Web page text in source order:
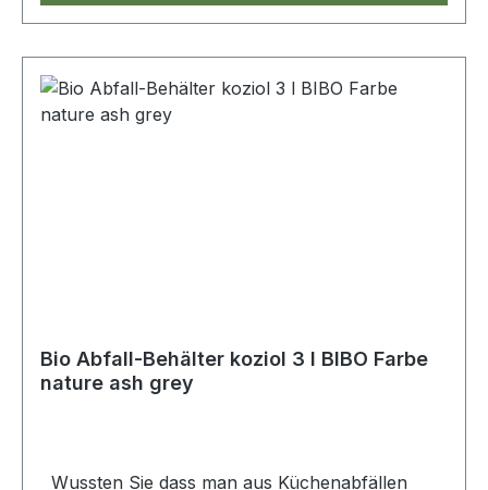
Bio Abfall-Behälter koziol 3 l BIBO Farbe
nature ash grey
Wussten Sie dass man aus Küchenabfällen